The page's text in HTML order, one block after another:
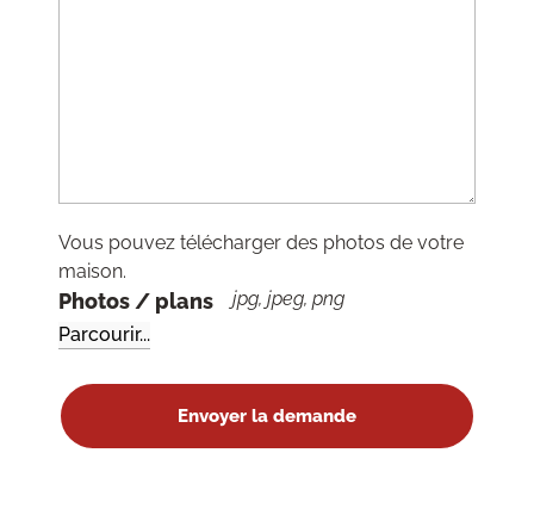
Vous pouvez télécharger des photos de votre
maison.
Photos / plans jpg, jpeg, png